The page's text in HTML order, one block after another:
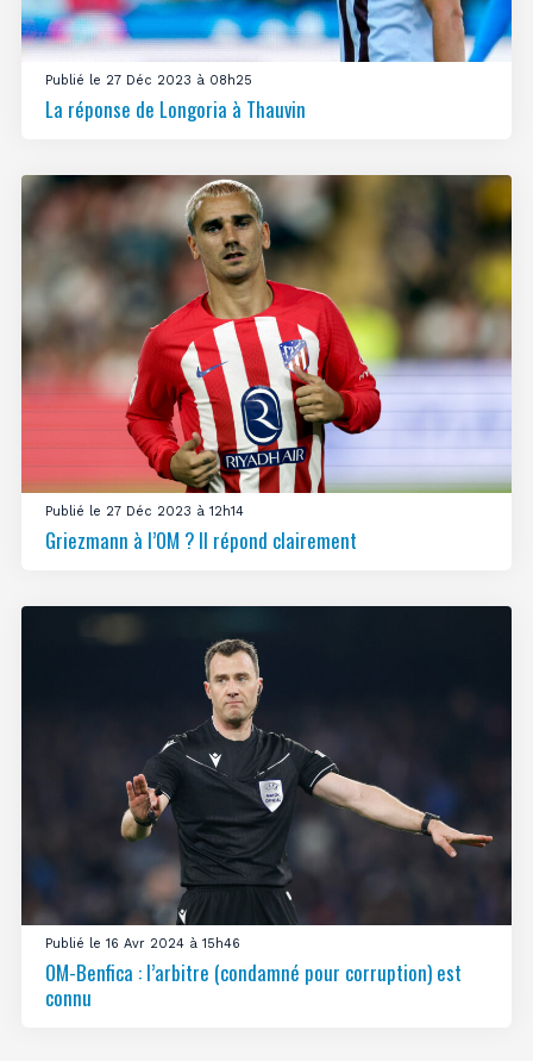
Publié le 27 Déc 2023 à 08h25
La réponse de Longoria à Thauvin
Publié le 27 Déc 2023 à 12h14
Griezmann à l’OM ? Il répond clairement
Publié le 16 Avr 2024 à 15h46
OM-Benfica : l’arbitre (condamné pour corruption) est
connu